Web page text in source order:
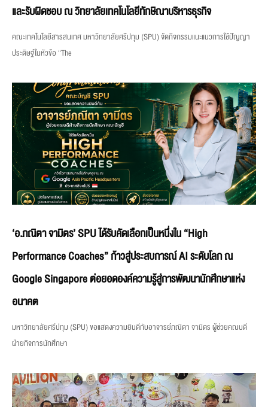
และรับผิดชอบ ณ วิทยาลัยเทคโนโลยีทักษิณาบริหารธุรกิจ
คณะเทคโนโลยีสารสนเทศ มหาวิทยาลัยศรีปทุม (SPU) จัดกิจกรรมแนะแนวการใช้ปัญญา
ประดิษฐ์ในหัวข้อ “The
‘อ.ภณิตา จามิตร’ SPU ได้รับคัดเลือกเป็นหนึ่งใน “High
Performance Coaches” ก้าวสู่ประสบการณ์ AI ระดับโลก ณ
Google Singapore ต่อยอดองค์ความรู้สู่การพัฒนานักศึกษาแห่ง
อนาคต
มหาวิทยาลัยศรีปทุม (SPU) ขอแสดงความยินดีกับอาจารย์ภณิตา จามิตร ผู้ช่วยคณบดี
ฝ่ายกิจการนักศึกษา